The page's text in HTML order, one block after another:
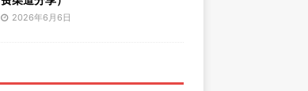
2026年6月6日